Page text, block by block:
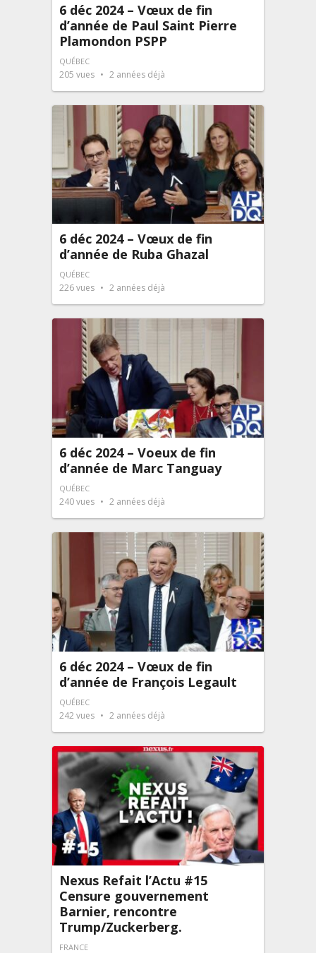
6 déc 2024 – Vœux de fin
d’année de Paul Saint Pierre
Plamondon PSPP
QUÉBEC
205 vues 2 années déjà
6 déc 2024 – Vœux de fin
d’année de Ruba Ghazal
QUÉBEC
226vues 2 années déjà
6 déc 2024 – Voeux de fin
d’année de Marc Tanguay
QUÉBEC
240vues 2 années déjà
6 déc 2024 – Vœux de fin
d’année de François Legault
QUÉBEC
242vues 2 années déjà
Nexus Refait l’Actu #15
Censure gouvernement
Barnier, rencontre
Trump/Zuckerberg.
FRANCE